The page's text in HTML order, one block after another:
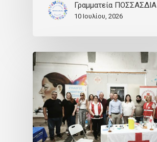
Γραμματεία ΠΟΣΣΑΣΔΙΑ
10 Ιουλίου, 2026